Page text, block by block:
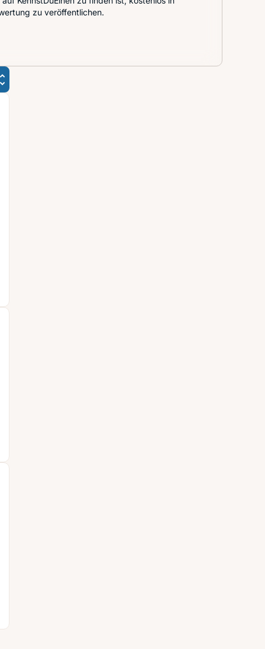
zu veröffentlichen.